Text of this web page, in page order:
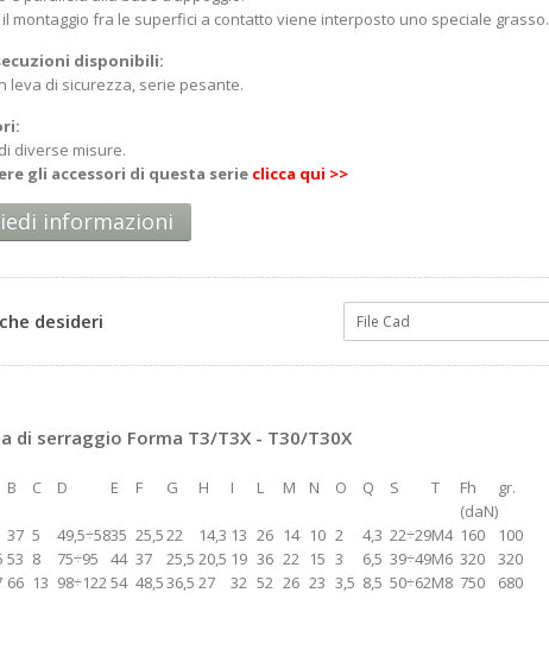
montaggio fra le superfici a contatto viene interposto uno speciale grasso.
disponibili:
leva di sicurezza, serie pesante.
diverse misure.
gli accessori di questa serie clicca qui >>
informazioni
desideri
di serraggio Forma T3/T3X - T30/T30X
B C D E F G H I L M N O Q S T
Fh
(daN)
gr.
37 5 49,5÷5835 25,522 14,3 13 26 14 10 2 4,3 22÷29M4 160
100
53 8 75÷95 44 37 25,5 20,5 19 36 22 15 3 6,5 39÷49M6 320
320
66 13 98÷12254 48,536,5 27 32 52 26 23 3,5 8,5 50÷62M8 750 680